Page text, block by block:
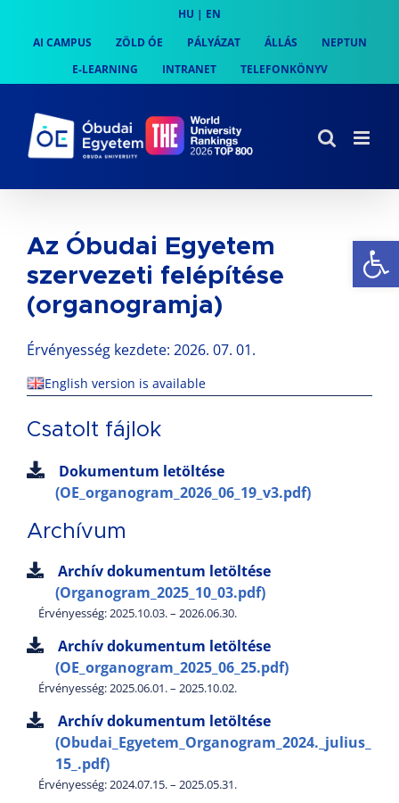
content
HU | EN
AI CAMPUS
ZÖLD ÓE PÁLYÁZAT ÁLLÁS
NEPTUN
E-LEARNING
INTRANET TELEFONKÖNYV
Az Óbudai Egyetem
szervezeti felépítése
(organogramja)
Érvényesség kezdete: 2026. 07. 01.
English version is available
Csatolt fájlok
Dokumentum letöltése
(OE_organogram_2026_06_19_v3.pdf)
Archívum
Archív dokumentum letöltése
(Organogram_2025_10_03.pdf)
Érvényesség: 2025.10.03. – 2026.06.30.
Archív dokumentum letöltése
(OE_organogram_2025_06_25.pdf)
Érvényesség: 2025.06.01. – 2025.10.02.
Archív dokumentum letöltése
(Obudai_Egyetem_Organogram_2024._julius_
15_.pdf)
Érvényesség: 2024.07.15. – 2025.05.31.